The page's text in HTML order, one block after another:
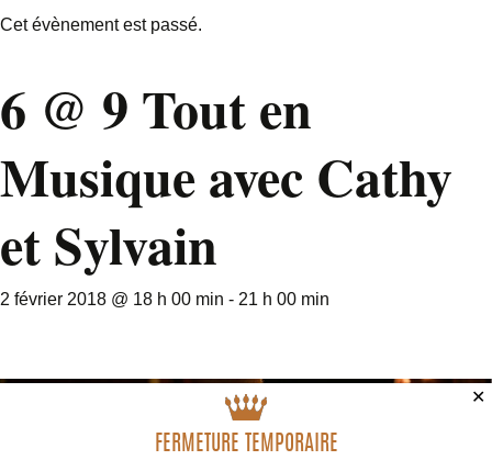
Cet évènement est passé.
6 @ 9 Tout en
Musique avec Cathy
et Sylvain
2 février 2018 @ 18 h 00 min - 21 h 00 min
✕
FERMETURE TEMPORAIRE